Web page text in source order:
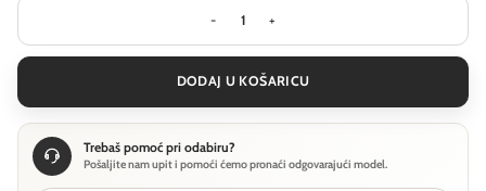
Viseća svjetiljka Maytoni Perlas -
DODAJ U KOŠARICU
Trebaš pomoć pri odabiru?
Pošaljite nam upit i pomoći ćemo pronaći odgovarajući model.